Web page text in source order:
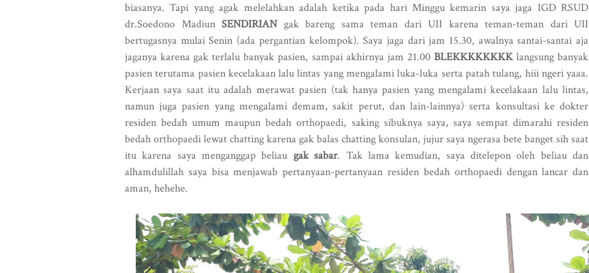
biasanya. Tapi yang agak melelahkan adalah ketika pada hari Minggu kemarin saya jaga IGD RSUD
dr.Soedono MadiunSENDIRIANgak bareng sama teman dari UII karena teman-teman dari UII
bertugasnya mulai Senin (ada pergantian kelompok). Saya jaga dari jam 15.30, awalnya santai-santai aja
jaganya karena gak terlalu banyak pasien, sampai akhirnya jam 21.00 BLEKKKKKKKKlangsung banyak
pasien terutama pasien kecelakaan lalu lintas yang mengalami luka-luka serta patah tulang, hiii ngeri yaaa.
Kerjaan saya saat itu adalah merawat pasien (tak hanya pasien yang mengalami kecelakaan lalu lintas,
namun juga pasien yang mengalami demam, sakit perut, dan lain-lainnya) serta konsultasi ke dokter
residen bedah umum maupun bedah orthopaedi, saking sibuknya saya, saya sempat dimarahi residen
bedah orthopaedi lewat chatting karena gak balas chatting konsulan, jujur saya ngerasa bete banget sih saat
itu karena saya menganggap beliau gak sabar. Tak lama kemudian, saya ditelepon oleh beliau dan
alhamdulillah saya bisa menjawab pertanyaan-pertanyaan residen bedah orthopaedi dengan lancar dan
aman, hehehe.